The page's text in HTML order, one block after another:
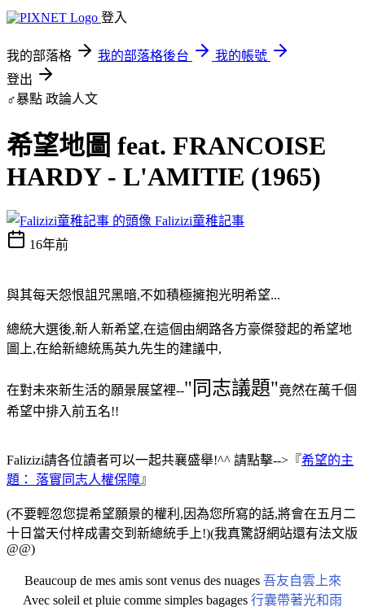
登入
我的部落格 我的部落格後台
我的帳號
登出
♂暴點 政論人文
希望地圖 feat. FRANCOISE
HARDY - L'AMITIE (1965)
Falizizi童稚記事
16年前
與其每天怨恨詛咒黑暗,不如積極擁抱光明希望...
總統大選後,新人新希望,在這個由網路各方豪傑發起的希望地
圖上,在給新總統馬英九先生的建議中,
在對未來新生活的願景展望裡--"同志議題"竟然在萬千個
希望中排入前五名!!
Falizizi請各位讀者可以一起共襄盛舉!^^ 請點擊-->『希望的主
題： 落實同志人權保障』
(不要輕忽您提希望願景的權利,因為您所寫的話,將會在五月二
十日當天付梓成書交到新總統手上!)(我真驚訝網站還有法文版
@@)
Beaucoup de mes amis sont venus des nuages 吾友自雲上來
Avec soleil et pluie comme simples bagages 行囊帶著光和雨